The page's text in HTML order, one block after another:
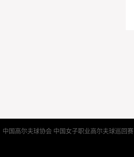
中国高尔夫球协会 中国女子职业高尔夫球巡回赛